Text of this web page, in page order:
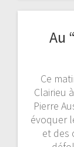
Au
Ce
Clairieu
Pierre
évoquer
et des